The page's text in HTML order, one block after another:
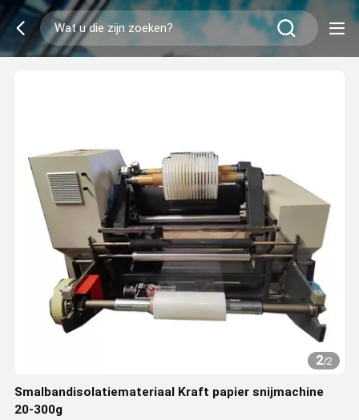
2/2
Smalbandisolatiemateriaal Kraft papier snijmachine
20-300g